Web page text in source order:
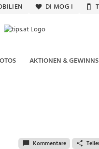
DI MOG I
AKTIONEN &
Kommentare